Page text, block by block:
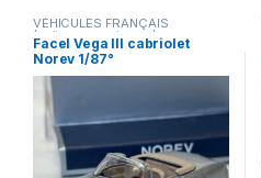
VÉHICULES FRANÇAIS
(voitures,camions...)
Facel Vega III cabriolet
Norev 1/87°